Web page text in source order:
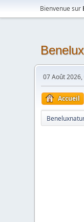
Bienvenue sur
07 Août 2026,
Accueil